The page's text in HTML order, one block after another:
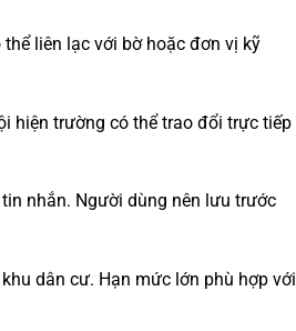
liên lạc với bờ hoặc đơn vị kỹ
hiện trường có thể trao đổi trực tiếp
nhắn. Người dùng nên lưu trước
dân cư. Hạn mức lớn phù hợp với